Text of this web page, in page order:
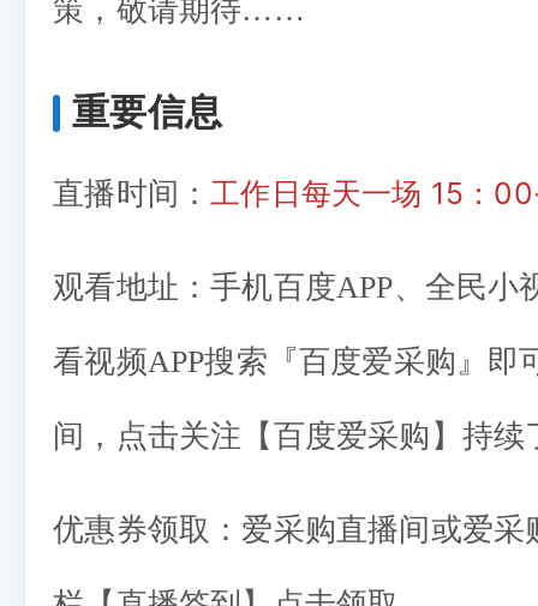
策，敬请期待……
重要信息
直播时间：工作日每天一场 15：
观看地址：手机百度APP、全民小
看视频APP搜索『百度爱采购』即
间，点击关注【百度爱采购】持续
优惠券领取：爱采购直播间或爱采